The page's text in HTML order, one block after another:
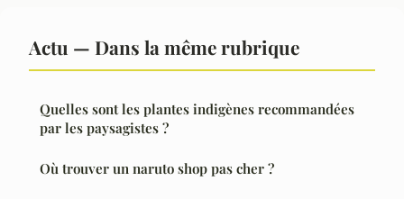
Actu — Dans la même rubrique
Quelles sont les plantes indigènes recommandées
par les paysagistes ?
Où trouver un naruto shop pas cher ?